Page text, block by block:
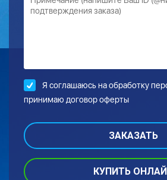
Я соглашаюсь на обработку
принимаю договор оферты
КУПИТЬ